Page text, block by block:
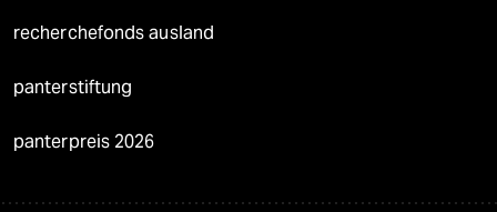
recherchefonds ausland
panterstiftung
panterpreis 2026